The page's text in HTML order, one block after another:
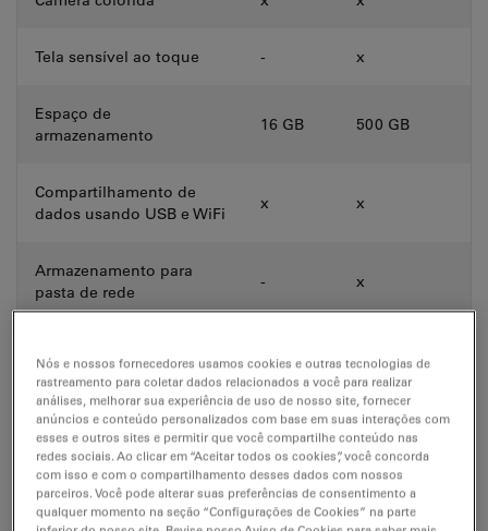
Tela sensível ao toque - x
Espaço de
armazenamento
16 GB 500 GB
Compartilhamento de
dados usando USB e WiFi
x x
Armazenamento para
pasta de rede
- x
Compatível com cabine
de cultura celular
x x
x = incluído, o = opcional, - = não disponível
Nós e nossos fornecedores usamos cookies e outras tecnologias de
rastreamento para coletar dados relacionados a você para realizar
análises, melhorar sua experiência de uso de nosso site, fornecer
anúncios e conteúdo personalizados com base em suas interações com
esses e outros sites e permitir que você compartilhe conteúdo nas
redes sociais. Ao clicar em “Aceitar todos os cookies”, você concorda
com isso e com o compartilhamento desses dados com nossos
parceiros. Você pode alterar suas preferências de consentimento a
qualquer momento na seção “Configurações de Cookies” na parte